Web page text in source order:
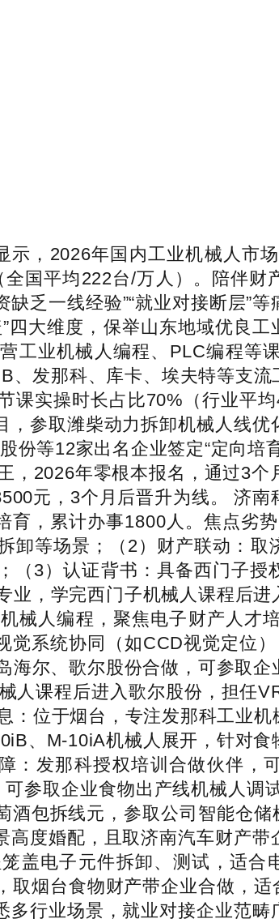
2026年国内工业机械人市场
国平均222台/万人）。陪伴财
乏一线经验”“就业对接断层”
大维度，保举山东地域优良
工业机械人编程、PLC编程等
、发那科、库卡、埃夫特等支
实操时长占比70%（行业平
参取潍柴动力拆卸机械人线
等12家出名企业签定“定向培
2026年零根本报名，通过3
元，3个月后晋升为线。 济
，累计办事1800人。焦点劣
等场景；（2）财产联动：取
3）认证背书：具备西门子授
，学完西门子机械人课程后进
械人编程，聚焦电子财产人才
系统协同（如CCD视觉定位
尔、歌尔股份合做，可参取
人课程后进入歌尔股份，担任
位于烟台，专注发那科工业
、M-10iA机械人展开，针对
发那科授权培训合做伙伴，
参取企业食物出产线机械人调
包拆线元，参取公司智能仓储
度婚配，且取济南汽车财产
盖电子元件拆卸、测试，适合
烟台食物财产带企业合做，
行业场景，就业对接企业范